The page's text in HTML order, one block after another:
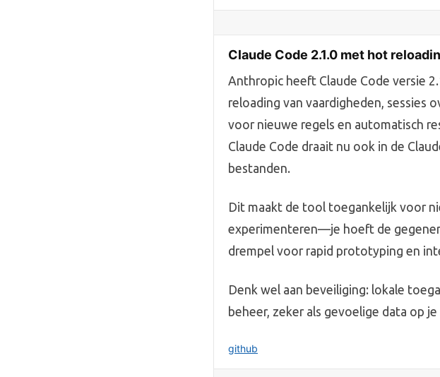
Claude Code 2.1.0 met hot
Anthropic heeft Claude Code versie
reloading van vaardigheden, sessies
voor nieuwe regels en automatisch
Claude Code draait nu ook in de
bestanden.
Dit maakt de tool toegankelijk voor
experimenteren—je hoeft de
drempel voor rapid prototyping en
Denk wel aan beveiliging: lokale
beheer, zeker als gevoelige data op
github